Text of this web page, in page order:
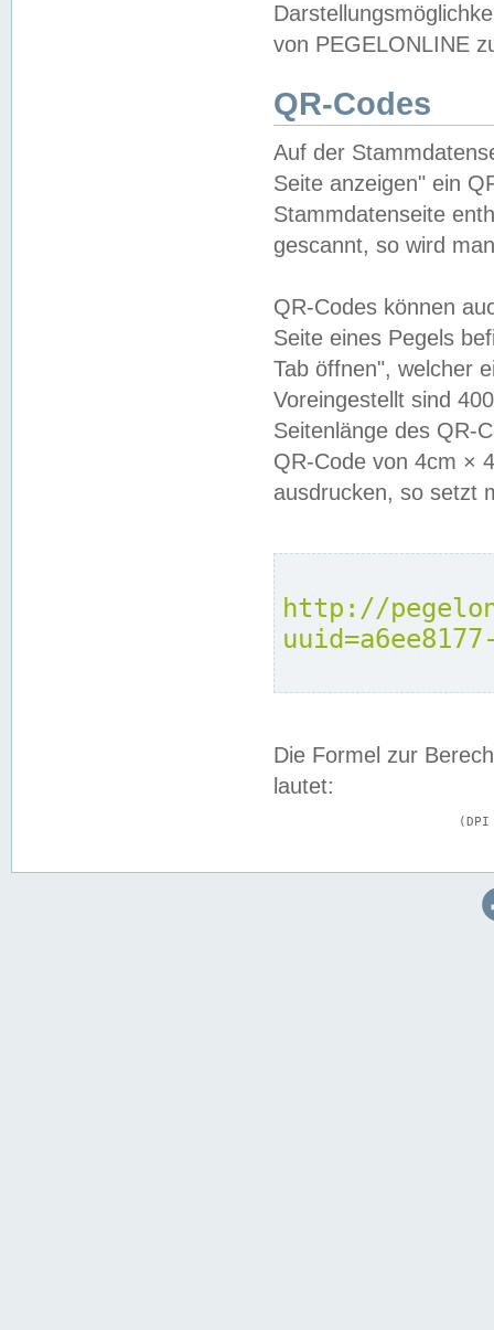
von PEGELONLINE
QR-Codes
Auf der
Seite anzeigen" ein
Stammdatenseite
gescannt, so wird
QR-Codes können
Seite eines Pegels
Tab öffnen", welcher
Voreingestellt sind
Seitenlänge des QR-
QR-Code von 4cm ×
ausdrucken, so setzt
http://
Die Formel zur
lautet: